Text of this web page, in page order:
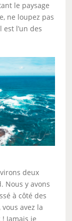
le paysage
ne loupez pas
l’un des
deux
Nous y avons
à côté des
avez la
Jamais je